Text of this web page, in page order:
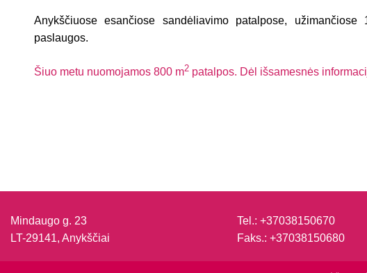
Anykščiuose esančiose sandėliavimo patalpose, užimančiose
paslaugos.
Šiuo metu nuomojamos 800 m2 patalpos. Dėl išsamesnės
Mindaugo g. 23
LT-29141, Anykščiai
Tel.: +37038150670
Faks.: +37038150680